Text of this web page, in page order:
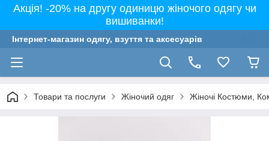
Акція! -20% на другу одиницю жіночого одягу чи
вишиванки!
Інтернет-магазин одягу, взуття та аксесуарів
Товари та послуги Жіночий одяг Жіночі Костюми,